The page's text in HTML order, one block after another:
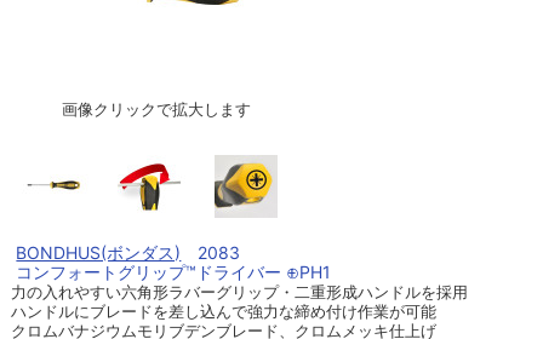
画像クリックで拡大します
BONDHUS(ボンダス) 2083
コンフォートグリップ™ドライバー ⊕PH1
力の入れやすい六角形ラバーグリップ・二重形成ハンドルを採用
ハンドルにブレードを差し込んで強力な締め付け作業が可能
クロムバナジウムモリブデンブレード、クロムメッキ仕上げ